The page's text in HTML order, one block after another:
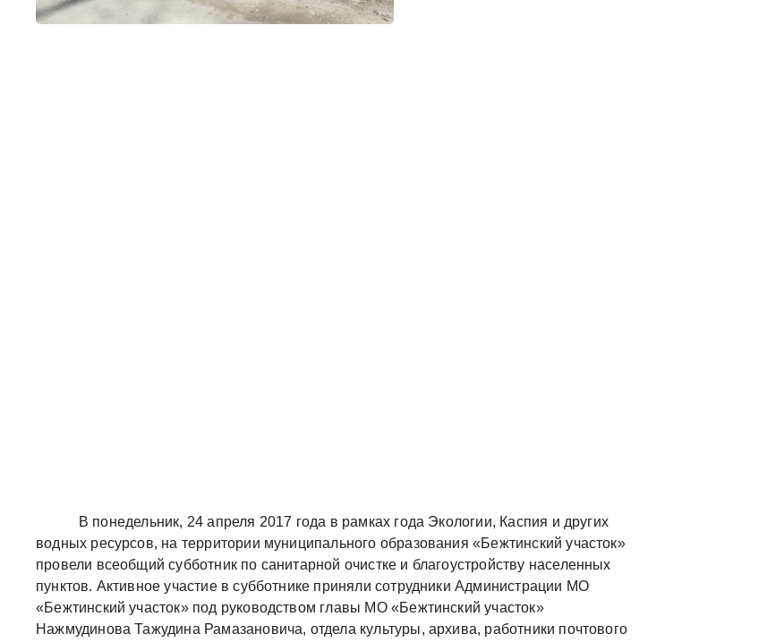
В понедельник, 24 апреля 2017 года в рамках года Экологии, Каспия и других
водных ресурсов, на территории муниципального образования «Бежтинский участок»
провели всеобщий субботник по санитарной очистке и благоустройству населенных
пунктов. Активное участие в субботнике приняли сотрудники Администрации МО
«Бежтинский участок» под руководством главы МО «Бежтинский участок»
Нажмудинова Тажудина Рамазановича, отдела культуры, архива, работники почтового